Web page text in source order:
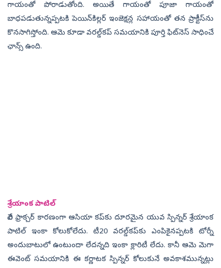
గాయంతో పోరాడుతోంది. అయితే గాయంతో పూజా గాయంతో
బాధ‌ప‌డుతున్న‌ప్ప‌ట‌కి పెయిన్‌కిల్లర్ ఇంజెక్షన్ల సహాయంతో త‌న ప్రాక్టీస్‌ను
కొన‌సాగిస్తోంది. ఆమె కూడా వ‌ర‌ల్డ్‌క‌ప్ స‌మ‌యానికి పూర్తి ఫిట్‌నెస్ సాధించే
ఛాన్స్ ఉంది.
శ్రేయాంక పాటిల్
వేలి ఫ్రాక్చర్ కారణంగా ఆసియా కప్‌కు దూరమైన యువ స్పిన్నర్ శ్రేయాంక
పాటిల్ ఇంకా కోలుకోలేదు. టీ20 వ‌ర‌ల్డ్‌క‌ప్‌కు ఎంపికైన‌ప్ప‌ట‌కి టోర్నీ
అందుబాటులో ఉంటుందా లేద‌న్న‌ది ఇంకా క్లారిటీ లేదు. కానీ ఆమె మెగా
ఈవెంట్ స‌మ‌యానికి ఈ క‌ర్ణాట‌క స్పిన్న‌ర్ కోలుకునే అవ‌కాశ‌మున్న‌ట్లు